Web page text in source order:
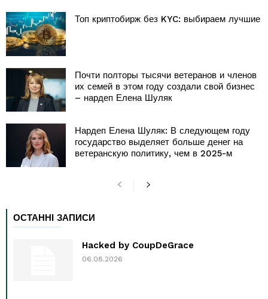
Топ криптобирж без KYC: выбираем лучшие
Почти полторы тысячи ветеранов и членов
их семей в этом году создали свой бизнес
– нардеп Елена Шуляк
Нардеп Елена Шуляк: В следующем году
государство выделяет больше денег на
ветеранскую политику, чем в 2025-м
ОСТАННІ ЗАПИСИ
Hacked by CoupDeGrace
06.08.2026